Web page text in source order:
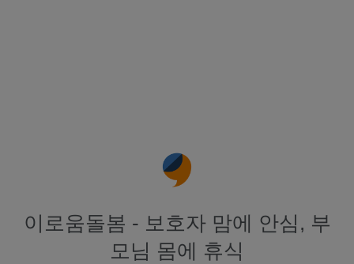
이로움돌봄 - 보호자 맘에 안심, 부
모님 몸에 휴식